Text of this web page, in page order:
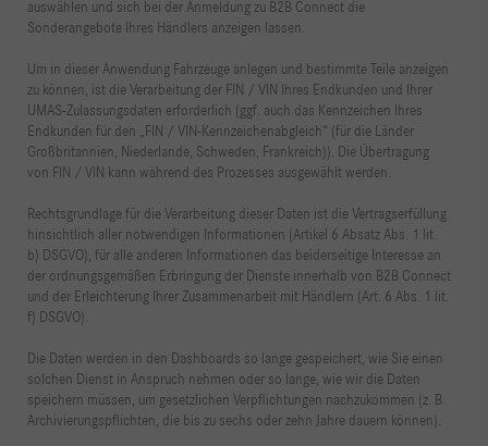
auswählen und sich bei der Anmeldung zu B2B Connect die
Sonderangebote Ihres Händlers anzeigen lassen.
Um in dieser Anwendung Fahrzeuge anlegen und bestimmte Teile anzeigen
zu können, ist die Verarbeitung der FIN / VIN Ihres Endkunden und Ihrer
UMAS-Zulassungsdaten erforderlich (ggf. auch das Kennzeichen Ihres
Endkunden für den „FIN / VIN-Kennzeichenabgleich“ (für die Länder
Großbritannien, Niederlande, Schweden, Frankreich)). Die Übertragung
von FIN / VIN kann während des Prozesses ausgewählt werden.
Rechtsgrundlage für die Verarbeitung dieser Daten ist die Vertragserfüllung
hinsichtlich aller notwendigen Informationen (Artikel 6 Absatz Abs. 1 lit.
b) DSGVO), für alle anderen Informationen das beiderseitige Interesse an
der ordnungsgemäßen Erbringung der Dienste innerhalb von B2B Connect
und der Erleichterung Ihrer Zusammenarbeit mit Händlern (Art. 6 Abs. 1 lit.
f) DSGVO).
Die Daten werden in den Dashboards so lange gespeichert, wie Sie einen
solchen Dienst in Anspruch nehmen oder so lange, wie wir die Daten
speichern müssen, um gesetzlichen Verpflichtungen nachzukommen (z. B.
Archivierungspflichten, die bis zu sechs oder zehn Jahre dauern können).